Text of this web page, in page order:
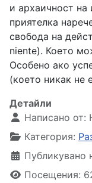
и архаичност на
приятелка
свобода на
niente). Което
Особено ако
(което никак не
Детайли
Написано от:
Категория:
Публикувано
Посещения: